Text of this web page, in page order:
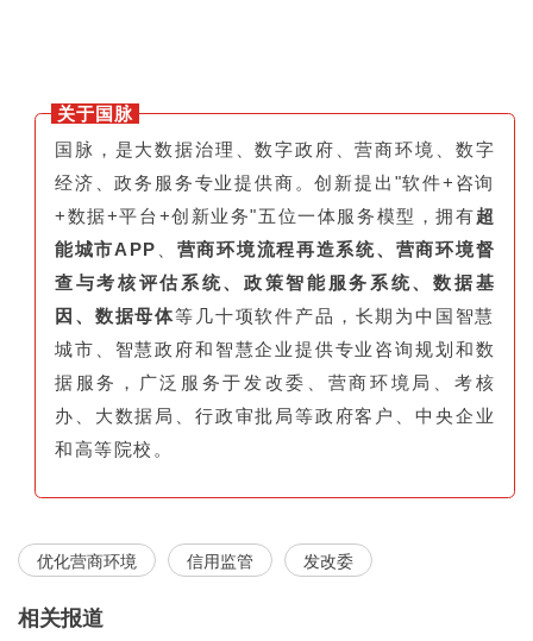
关于国脉
国脉，是大数据治理、数字政府、营商环境、数字
经济、政务服务专业提供商。创新提出"软件+咨询
+数据+平台+创新业务"五位一体服务模型，拥有超
能城市APP
营商环境流程再造系统、营商环境督
查与考核评估系统、政策智能服务系统、数据基
因、数据母体等几十项软件产品，长期为中国智慧
城市、智慧政府和智慧企业提供专业咨询规划和数
据服务，广泛服务于发改委、营商环境局、考核
办、大数据局、行政审批局等政府客户、中央企业
和高等院校。
优化营商环境 信用监管 发改委
相关报道